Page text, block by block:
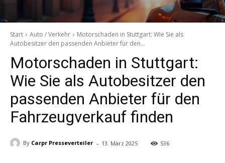
Start Auto / Verkehr
Motorschaden in Stuttgart: Wie Sie als
Autobesitzer den passenden Anbieter für den...
Motorschaden in Stuttgart:
Wie Sie als Autobesitzer den
passenden Anbieter für den
Fahrzeugverkauf finden
By Carpr Presseverteiler - 13. März 2025 536